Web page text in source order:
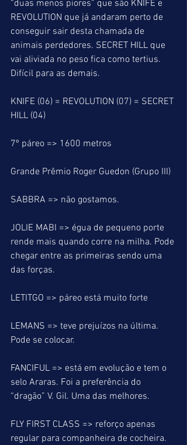
“duas menos piores” que são KNIFE e
REVOLUTION que já andaram perto de
conseguir sair desta chamada de
animais perdedores. SECRET HILL que
vai aliviada no peso fica como tertius.
Difícil para as demais.
KNIFE (06) = REVOLUTION (07) = SECRET
HILL (04)
7º páreo => 1600 metros
Grande Prêmio Roger Guedon (Grupo III)
SABBRA => não gostamos.
JOLIE MABI => égua de pequeno porte
rende mais quando corre na milha. Pode
chegar entre as primeiras sendo uma
das forças.
LETITGO => páreo está muito forte
LEMANS => teve prejuízos na última.
Pode se colocar.
FANCIFUL => está em evolução e tem o
selo Araras. Foi a preferência do
“dragão” V. Gil. Uma das melhores.
FLY FIRST CLASS => reforço apenas
regular para companheira de cocheira.